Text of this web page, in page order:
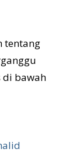
tentang
di bawah